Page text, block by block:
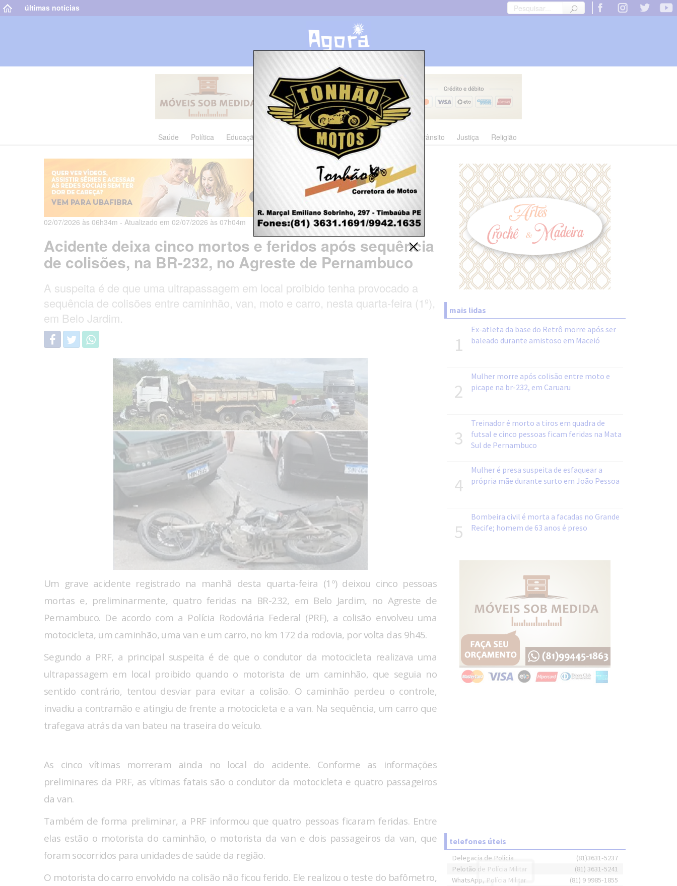
últimas notícias
Saúde Política Educação Cultura Polícia Economia Trânsito Justiça Religião
02/07/2026 às 06h34m - Atualizado em 02/07/2026 às 07h04m
Acidente deixa cinco mortos e feridos após sequência
de colisões, na BR-232, no Agreste de Pernambuco
A suspeita é de que uma ultrapassagem em local proibido tenha provocado a
sequência de colisões entre caminhão, van, moto e carro, nesta quarta-feira (1º),
em Belo Jardim.
Um grave acidente registrado na manhã desta quarta-feira (1º) deixou cinco pessoas
mortas e, preliminarmente, quatro feridas na BR-232, em Belo Jardim, no Agreste de
Pernambuco. De acordo com a Polícia Rodoviária Federal (PRF), a colisão envolveu uma
motocicleta, um caminhão, uma van e um carro, no km 172 da rodovia, por volta das 9h45.
Segundo a PRF, a principal suspeita é de que o condutor da motocicleta realizava uma
ultrapassagem em local proibido quando o motorista de um caminhão, que seguia no
sentido contrário, tentou desviar para evitar a colisão. O caminhão perdeu o controle,
invadiu a contramão e atingiu de frente a motocicleta e a van. Na sequência, um carro que
trafegava atrás da van bateu na traseira do veículo.
As cinco vítimas morreram ainda no local do acidente. Conforme as informações
preliminares da PRF, as vítimas fatais são o condutor da motocicleta e quatro passageiros
da van.
Também de forma preliminar, a PRF informou que quatro pessoas ficaram feridas. Entre
elas estão o motorista do caminhão, o motorista da van e dois passageiros da van, que
foram socorridos para unidades de saúde da região.
O motorista do carro envolvido na colisão não ficou ferido. Ele realizou o teste do bafômetro,
mais lidas
1
Ex-atleta da base do Retrô morre após ser
baleado durante amistoso em Maceió
2
Mulher morre após colisão entre moto e
picape na br-232, em Caruaru
3
Treinador é morto a tiros em quadra de
futsal e cinco pessoas ficam feridas na Mata
Sul de Pernambuco
4
Mulher é presa suspeita de esfaquear a
própria mãe durante surto em João Pessoa
5
Bombeira civil é morta a facadas no Grande
Recife; homem de 63 anos é preso
telefones úteis
Delegacia de Polícia
(81)3631-5237
Pelotão de Polícia Militar
(81) 3631-5241
WhatsApp, Polícia Militar
(81) 9 9985-1855